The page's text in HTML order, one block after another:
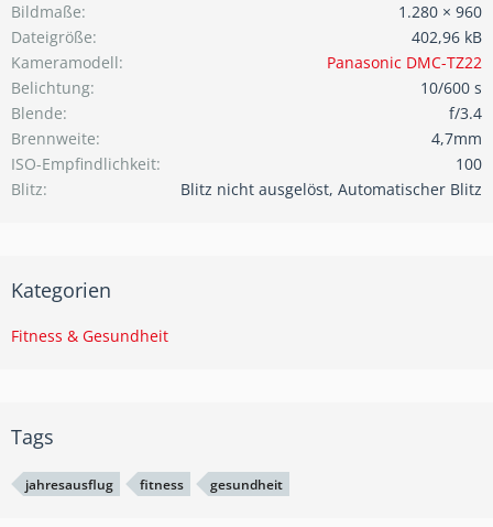
Bildmaße
1.280 × 960
Dateigröße
402,96 kB
Kameramodell
Panasonic DMC-TZ22
Belichtung
10/600 s
Blende
f/3.4
Brennweite
4,7mm
ISO-Empfindlichkeit
100
Blitz
Blitz nicht ausgelöst, Automatischer Blitz
Kategorien
Fitness & Gesundheit
Tags
jahresausflug fitness gesundheit